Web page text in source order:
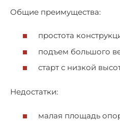
Общие преимущества:
простота
подъем большого
старт с низкой
Недостатки:
малая площадь